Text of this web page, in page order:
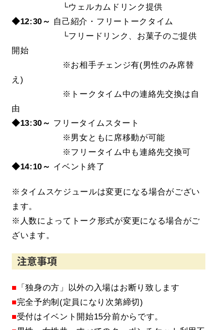
└ウェルカムドリンク提供
◆12:30～ 自己紹介・フリートークタイム
└フリードリンク、お菓子のご提供
開始
※お相手チェンジ有(男性のみ席替
え )
※ トークタイム中の連絡先交換は自
由
◆13:30～ フリータイムスタート
※男女ともに席移動が可能
※フリータイム中も連絡先交換可
◆14:10～ イベント終了
※タイムスケジュールは変更になる場合がござい
ます。
※人数によってトーク形式が変更になる場合がご
ざいます。
■ 「独身の方」以外の入場はお断り致します
■完全予約制(定員になり次第締切)
■受付はイベント開始15分前からです。